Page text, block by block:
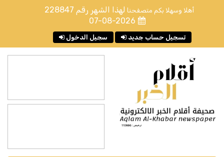
أهلا وسهلا بكم متصفحنا لهذا الشهر رقم 228847
07-08-2026
سجيل الدخول تسجيل حساب جديد